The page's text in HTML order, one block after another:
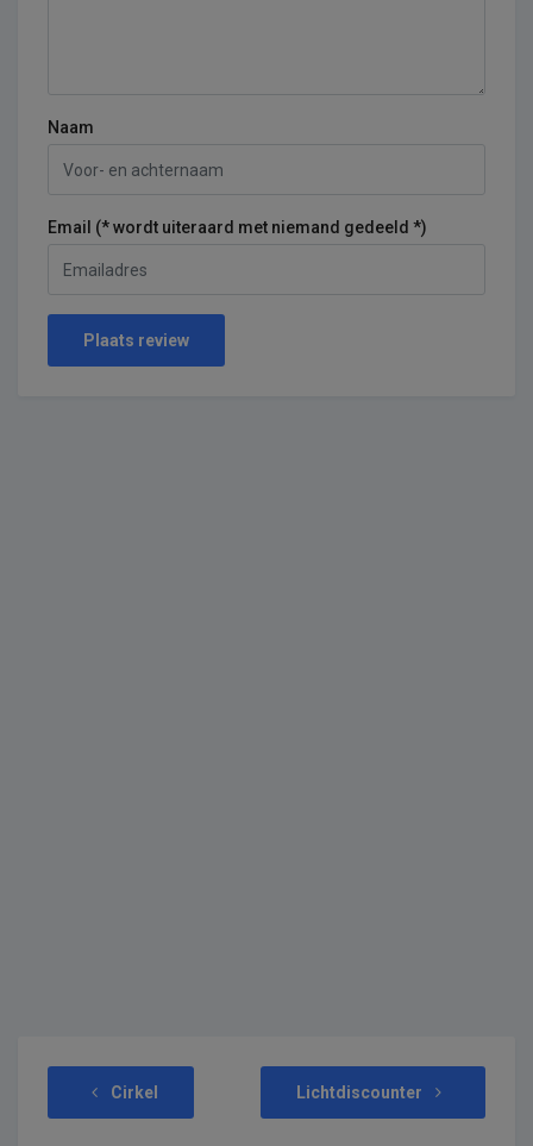
Naam
Email (* wordt uiteraard met niemand gedeeld *)
Plaats review
Cirkel Lichtdiscounter